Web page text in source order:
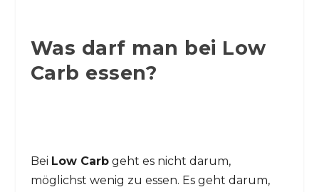
Was darf man bei Low
Carb essen?
Bei Low Carbgeht es nicht darum,
möglichst wenig zu essen. Es geht darum,